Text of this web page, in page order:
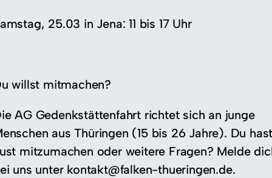
25.03 in Jena: 11 bis 17 Uhr
willst mitmachen?
AG Gedenkstättenfahrt richtet sich an junge
aus Thüringen (15 bis 26 Jahre). Du
mitzumachen oder weitere Fragen? Melde
uns unter kontakt@falken-thueringen.de.